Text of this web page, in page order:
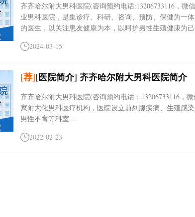
齐齐哈尔附大男科医院(咨询预约电话:13206733116，微
业男科医院，是集诊疗、科研、咨询、预防、保健为一
的医生，以关注患友健康为本，以呵护男性生殖健康为
2024-03-15
[荐][医院简介]齐齐哈尔附大男科医院简介
齐齐哈尔附大男科医院(咨询预约电话：13206733116，
家附大化男科医疗机构，医院设立前列腺疾病、生殖感染
男性不育等科室....
2022-02-23